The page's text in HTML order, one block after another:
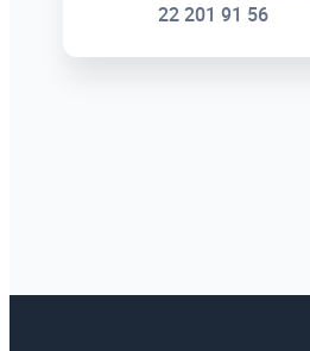
22 201 91 56